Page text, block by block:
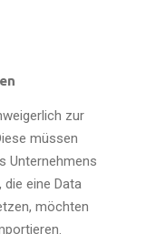
zur
müssen
Unternehmens
die eine Data
möchten